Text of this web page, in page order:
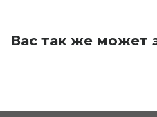
Вас так же может